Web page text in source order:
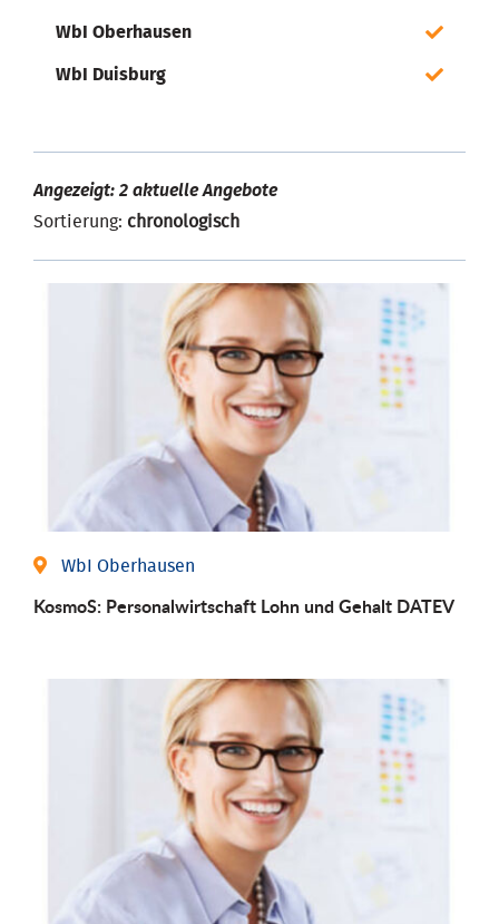
WbI Oberhausen
WbI Duisburg
Angezeigt: 2 aktuelle Angebote
Sortierung: chronologisch
WbI Oberhausen
KosmoS: Personalwirtschaft Lohn und Gehalt DATEV